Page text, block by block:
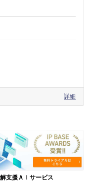
詳細
支援ＡＩサービス